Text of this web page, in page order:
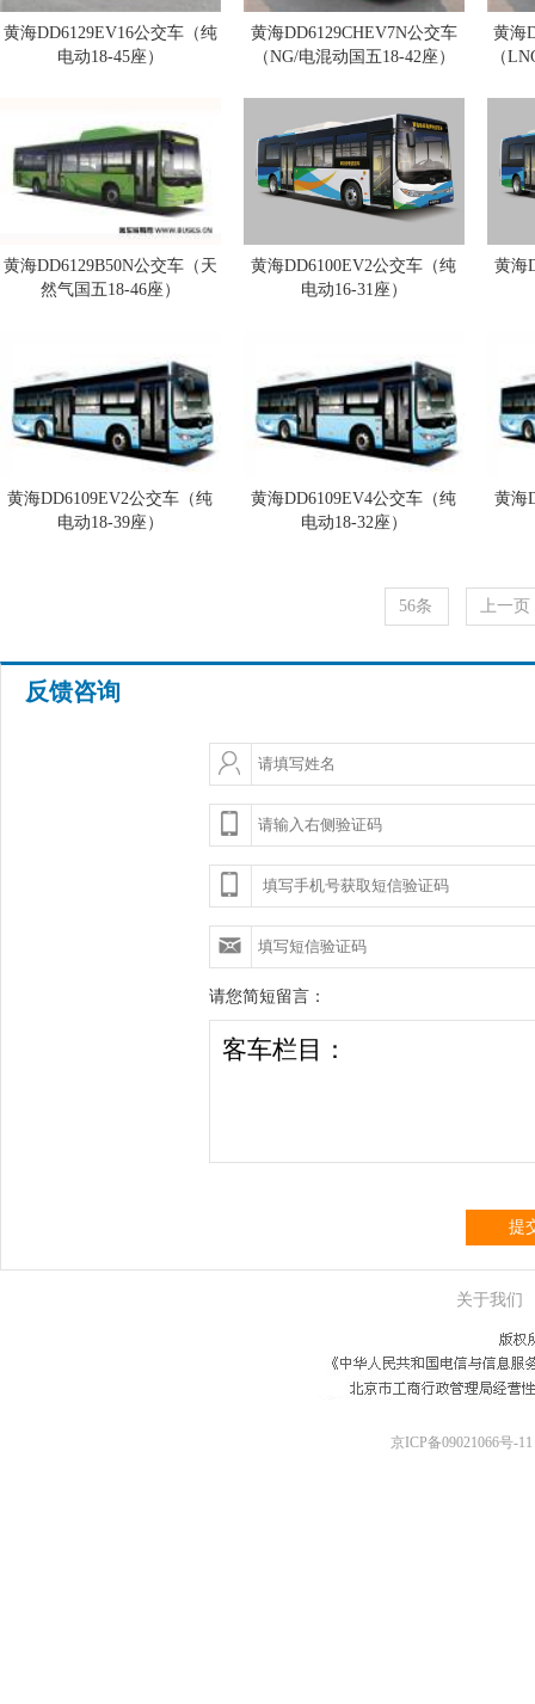
黄海DD6129EV16公交车（纯
电动18-45座）
黄海DD6129CHEV7N公交车
（NG/电混动国五18-42座）
黄海
（
黄海DD6129B50N公交车（天
然气国五18-46座）
黄海DD6100EV2公交车（纯
电动16-31座）
黄海
黄海DD6109EV2公交车（纯
电动18-39座）
黄海DD6109EV4公交车（纯
电动18-32座）
黄海
56条 上一页
反馈咨询
请您简短留言：
提
关于我们
京ICP备09021066号-11